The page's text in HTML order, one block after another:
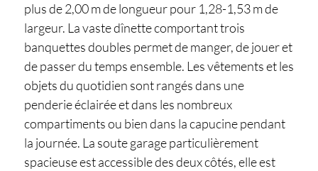
plus de 2,00 m de longueur pour 1,28-1,53 m de
largeur. La vaste dînette comportant trois
banquettes doubles permet de manger, de jouer et
de passer du temps ensemble. Les vêtements et les
objets du quotidien sont rangés dans une
penderie éclairée et dans les nombreux
compartiments ou bien dans la capucine pendant
la journée. La soute garage particulièrement
spacieuse est accessible des deux côtés, elle est